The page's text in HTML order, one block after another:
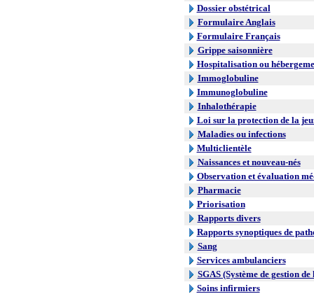
Dossier obstétrical
Formulaire Anglais
Formulaire Français
Grippe saisonnière
Hospitalisation ou
Immoglobuline
Immunoglobuline
Inhalothérapie
Loi sur la protection de la
Maladies ou infections
Multiclientèle
Naissances et nouveau-nés
Observation et évaluation
Pharmacie
Priorisation
Rapports divers
Rapports synoptiques de
Sang
Services ambulanciers
SGAS (Système de gestion
Soins infirmiers